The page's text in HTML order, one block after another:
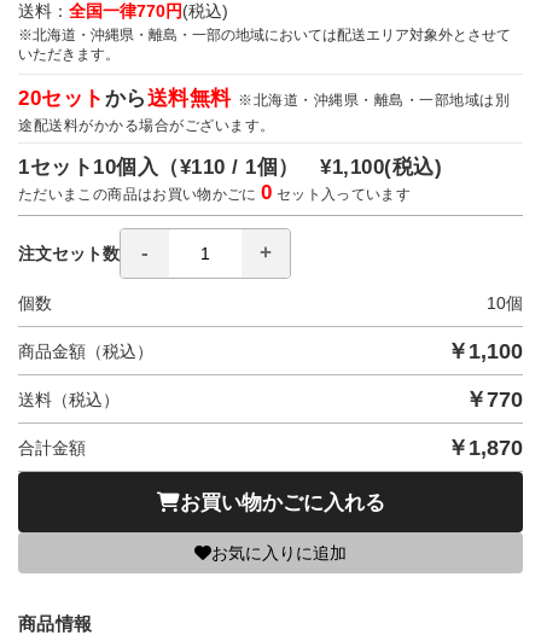
送料： 全国一律770円(税込)
※北海道・沖縄県・離島・一部の地域においては配送エリア対象外とさせて
いただきます。
20セット から送料無料 ※北海道・沖縄県・離島・一部地域は別
途配送料がかかる場合がございます。
1セット10個入（¥110 / 1個）¥1,100(税込)
ただいまこの商品はお買い物かごに0 セット入っています
注文セット数
個数 10個
商品金額（税込） ￥ 1,100
送料（税込） ￥770
合計金額 ￥ 1,870
お買い物かごに入れる
お気に入りに追加
商品情報